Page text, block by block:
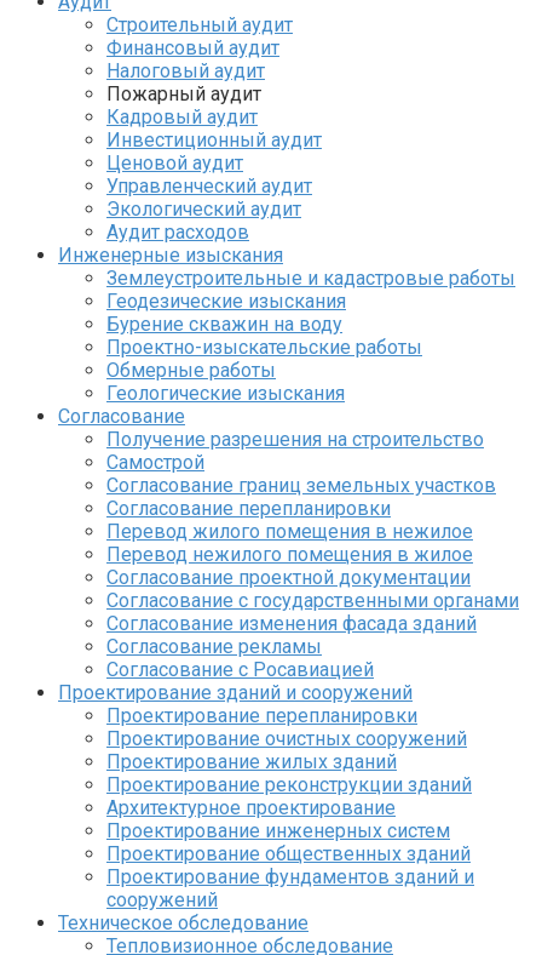
Строительный аудит
Финансовый аудит
Налоговый аудит
Пожарный аудит
Кадровый аудит
Инвестиционный аудит
Ценовой аудит
Управленческий аудит
Экологический аудит
Аудит расходов
Инженерные изыскания
Землеустроительные и кадастровые работы
Геодезические изыскания
Бурение скважин на воду
Проектно-изыскательские работы
Обмерные работы
Геологические изыскания
Согласование
Получение разрешения на строительство
Самострой
Согласование границ земельных участков
Согласование перепланировки
Перевод жилого помещения в нежилое
Перевод нежилого помещения в жилое
Согласование проектной документации
Согласование с государственными органами
Согласование изменения фасада зданий
Согласование рекламы
Согласование с Росавиацией
Проектирование зданий и сооружений
Проектирование перепланировки
Проектирование очистных сооружений
Проектирование жилых зданий
Проектирование реконструкции зданий
Архитектурное проектирование
Проектирование инженерных систем
Проектирование общественных зданий
Проектирование фундаментов зданий и
сооружений
Техническое обследование
Тепловизионное обследование